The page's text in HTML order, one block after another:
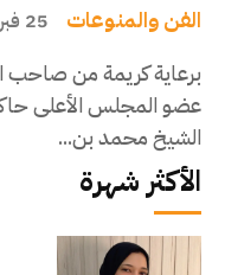
الفن والمنوعات 25 فبراير، 2023
برعاية كريمة من صاحب
عضو المجلس الأعلى
الشيخ محمد بن...
الأكثر شهرة